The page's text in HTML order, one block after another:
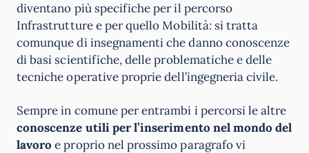
diventano più specifiche per il percorso
Infrastrutture e per quello Mobilità: si tratta
comunque di insegnamenti che danno conoscenze
di basi scientifiche, delle problematiche e delle
tecniche operative proprie dell’ingegneria civile.
Sempre in comune per entrambi i percorsi le altre
conoscenze utili per l’inserimento nel mondo del
lavoro e proprio nel prossimo paragrafo vi